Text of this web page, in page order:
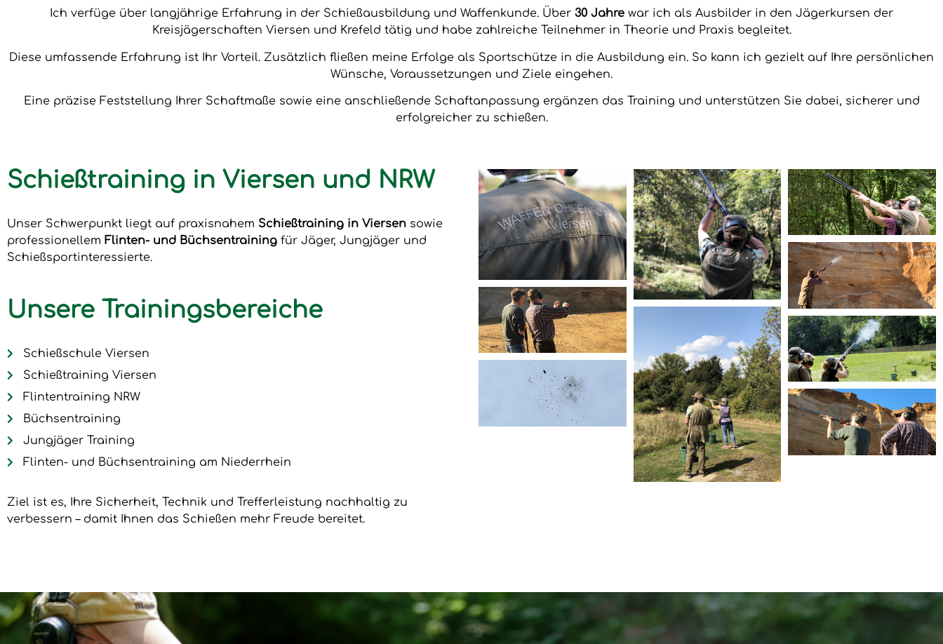
Ich verfüge über langjährige Erfahrung in der Schießausbildung und Waffenkunde. Über 30 Jahre war ich als Ausbilder in den Jägerkursen der
Kreisjägerschaften Viersen und Krefeld tätig und habe zahlreiche Teilnehmer in Theorie und Praxis begleitet.
Diese umfassende Erfahrung ist Ihr Vorteil. Zusätzlich fließen meine Erfolge als Sportschütze in die Ausbildung ein. So kann ich gezielt auf Ihre persönlichen
Wünsche, Voraussetzungen und Ziele eingehen.
Eine präzise Feststellung Ihrer Schaftmaße sowie eine anschließende Schaftanpassung ergänzen das Training und unterstützen Sie dabei, sicherer und
erfolgreicher zu schießen.
Schießtraining in Viersen und NRW
Unser Schwerpunkt liegt auf praxisnahem Schießtraining in Viersen sowie
professionellem Flinten- und Büchsentraining für Jäger, Jungjäger und
Schießsportinteressierte.
Unsere Trainingsbereiche
Schießschule Viersen
Schießtraining Viersen
Flintentraining NRW
Büchsentraining
Jungjäger Training
Flinten- und Büchsentraining am Niederrhein
Ziel ist es, Ihre Sicherheit, Technik und Trefferleistung nachhaltig zu
verbessern – damit Ihnen das Schießen mehr Freude bereitet.